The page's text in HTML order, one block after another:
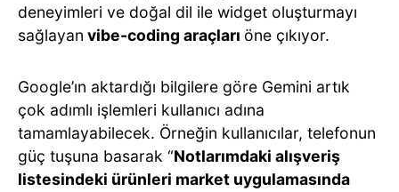
deneyimleri ve doğal dil ile widget oluşturmayı
sağlayan vibe-coding araçları öne çıkıyor.
Google’ın aktardığı bilgilere göre Gemini artık
çok adımlı işlemleri kullanıcı adına
tamamlayabilecek. Örneğin kullanıcılar, telefonun
güç tuşuna basarak “Notlarımdaki alışveriş
listesindeki ürünleri market uygulamasında